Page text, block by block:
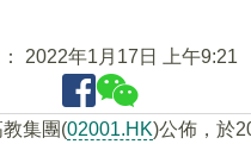
2022年1月17日 上午9:21
教集團(02001.HK)公佈，於